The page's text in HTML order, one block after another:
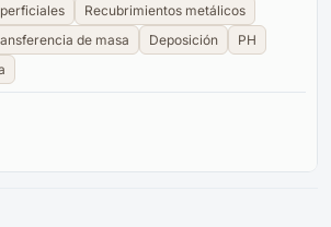
Recubrimientos metálicos
de masa Deposición
PH